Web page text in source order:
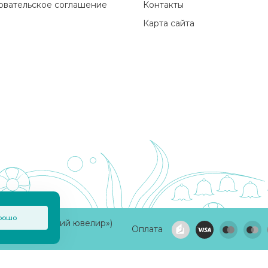
соглашение
Контакты
Карта сайта
ювелир»)
Оплата